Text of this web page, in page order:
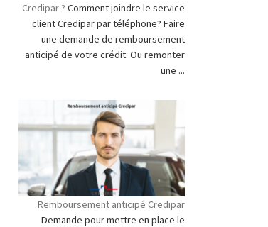
Credipar ? Comment joindre le service
client Credipar par téléphone? Faire
une demande de remboursement
anticipé de votre crédit. Ou remonter
une ...
Remboursement anticipé Credipar
Demande pour mettre en place le